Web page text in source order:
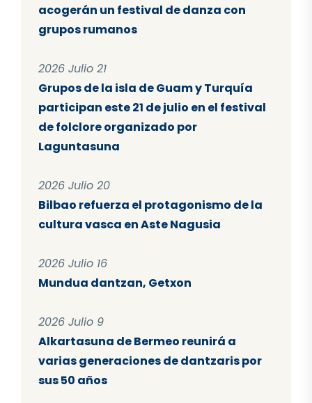
acogerán un festival de danza con
grupos rumanos
2026 Julio 21
Grupos de la isla de Guam y Turquía
participan este 21 de julio en el festival
de folclore organizado por
Laguntasuna
2026 Julio 20
Bilbao refuerza el protagonismo de la
cultura vasca en Aste Nagusia
2026 Julio 16
Mundua dantzan, Getxon
2026 Julio 9
Alkartasuna de Bermeo reunirá a
varias generaciones de dantzaris por
sus 50 años